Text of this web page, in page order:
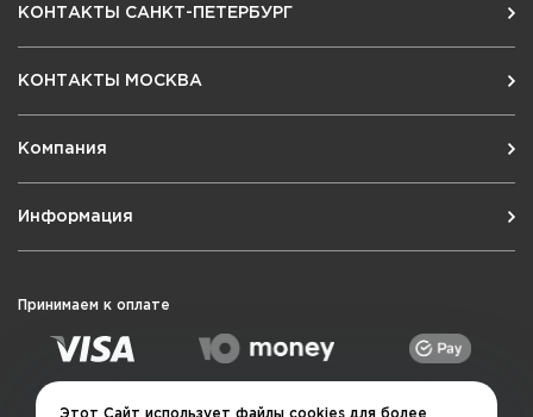
КОНТАКТЫ САНКТ-ПЕТЕРБУРГ
КОНТАКТЫ МОСКВА
Компания
Информация
Принимаем к оплате
Этот Сайт использует файлы cookies для более